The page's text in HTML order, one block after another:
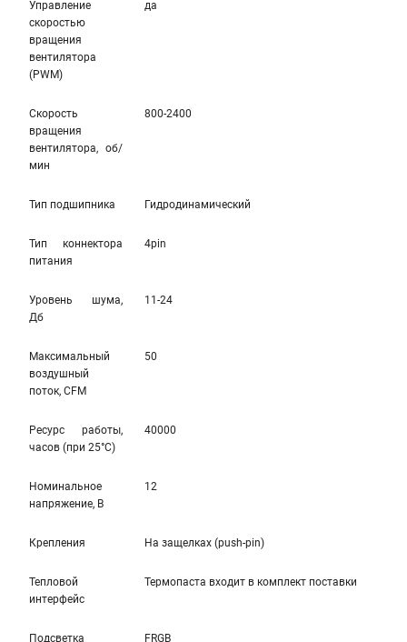
Управление
скоростью
вращения
вентилятора
(PWM)
да
Скорость
вращения
вентилятора, об/
мин
800-2400
Тип подшипника Гидродинамический
Тип коннектора
питания
4pin
Уровень шума,
Дб
11-24
Максимальный
воздушный
поток, CFM
50
Ресурс работы,
часов (при 25°C)
40000
Номинальное
напряжение, В
12
Крепления На защелках (push-pin)
Тепловой
интерфейс
Термопаста вxодит в комплект поставки
Подсветка FRGB